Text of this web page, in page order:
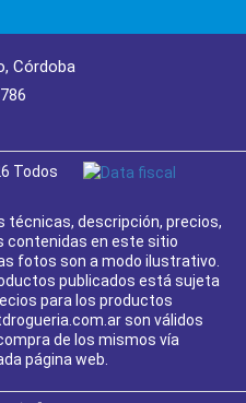
Córdoba
Todos
técnicas, descripción, precios,
contenidas en este sitio
fotos son a modo ilustrativo.
publicados está sujeta
para los productos
son válidos
de los mismos vía
página web.